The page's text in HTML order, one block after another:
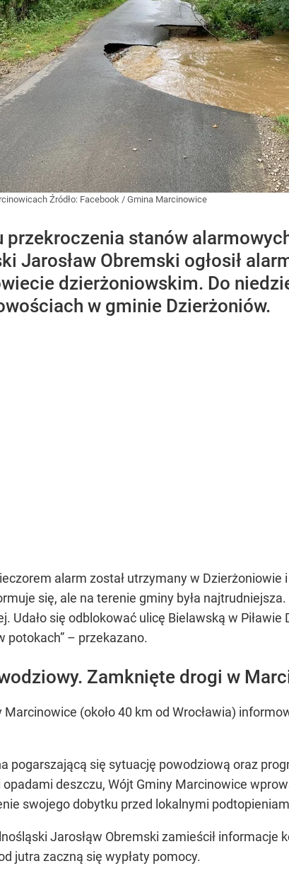
Źródło: Facebook / Gmina Marcinowice
przekroczenia stanów
Jarosław Obremski ogłosił
dzierżoniowskim. Do
w gminie Dzierżoniów.
alarm został utrzymany w
się, ale na terenie gminy była
Udało się odblokować ulicę Bielawską w
potokach” – przekazano.
Zamknięte drogi w
Marcinowice (około 40 km od Wrocławia)
pogarszającą się sytuację powodziową oraz
deszczu, Wójt Gminy Marcinowice
swojego dobytku przed lokalnymi
Jarosłąw Obremski zamieścił
jutra zaczną się wypłaty pomocy.